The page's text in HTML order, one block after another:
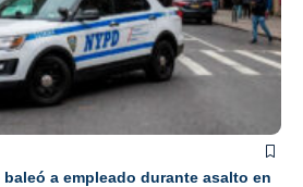
a empleado durante asalto en